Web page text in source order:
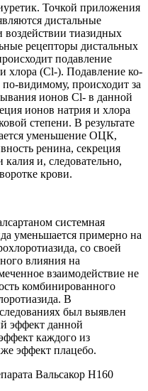
Точкой приложения
дистальные
тиазидных
рецепторы дистальных
подавление
хлора (Cl-). Подавление ко-
видимому, происходит за
ионов Cl- в данной
ионов натрия и хлора
степени. В результате
уменьшение ОЦК,
ренина, секреция
и, следовательно,
крови.
системная
уменьшается примерно на
со своей
влияния на
взаимодействие не
комбинированного
В
был выявлен
эффект данной
каждого из
эффект плацебо.
Вальсакор Н160